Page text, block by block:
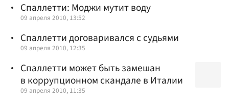
Спаллетти: Моджи мутит воду
09 апреля 2010, 13:52
Спаллетти договаривался с судьями
09 апреля 2010, 12:35
Спаллетти может быть замешан
в коррупционном скандале в Италии
09 апреля 2010, 11:35